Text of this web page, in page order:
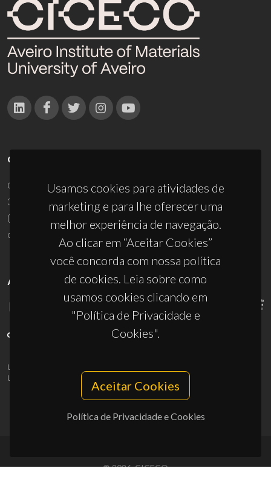
Usamos cookies para atividades de
marketing e para lhe oferecer uma
melhor experiência de navegação.
Ao clicar em “Aceitar Cookies”
você concorda com nossa política
de cookies. Leia sobre como
usamos cookies clicando em
"Política de Privacidade e
Cookies".
Aceitar Cookies
Política de Privacidade e Cookies
CONTACTOS
Campus Universitário de Santiago
3810-193 Aveiro - Portugal
(+351) 234 370 200
ciceco@ua.pt
APOIOS
UID/PRR/50011/2025
UID/PRR2/50011/2025
10.54499/UID/PRR2/50011/2025
© 2026, CICECO